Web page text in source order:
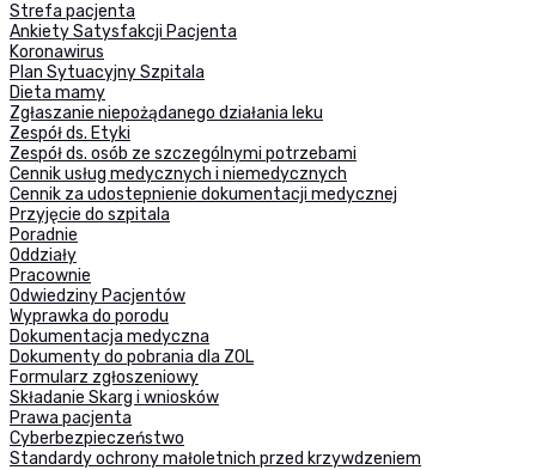
Strefa pacjenta
Ankiety Satysfakcji Pacjenta
Koronawirus
Plan Sytuacyjny Szpitala
Dieta mamy
Zgłaszanie niepożądanego działania leku
Zespół ds. Etyki
Zespół ds. osób ze szczególnymi potrzebami
Cennik usług medycznych i niemedycznych
Cennik za udostepnienie dokumentacji medycznej
Przyjęcie do szpitala
Poradnie
Oddziały
Pracownie
Odwiedziny Pacjentów
Wyprawka do porodu
Dokumentacja medyczna
Dokumenty do pobrania dla ZOL
Formularz zgłoszeniowy
Składanie Skarg i wniosków
Prawa pacjenta
Cyberbezpieczeństwo
Standardy ochrony małoletnich przed krzywdzeniem